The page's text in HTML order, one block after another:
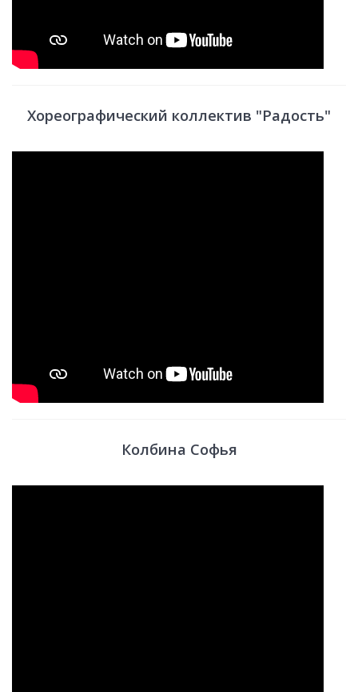
Хореографический коллектив "Радость"
Колбина Софья